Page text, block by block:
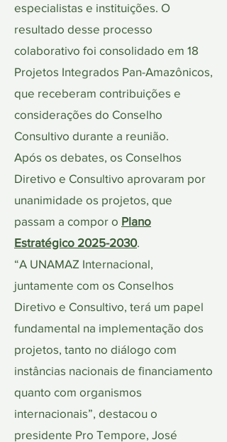
especialistas e instituições. O
resultado desse processo
colaborativo foi consolidado em 18
Projetos Integrados Pan-Amazônicos,
que receberam contribuições e
considerações do Conselho
Consultivo durante a reunião.
Após os debates, os Conselhos
Diretivo e Consultivo aprovaram por
unanimidade os projetos, que
passam a compor o Plano
Estratégico 2025-2030.
“A UNAMAZ Internacional,
juntamente com os Conselhos
Diretivo e Consultivo, terá um papel
fundamental na implementação dos
projetos, tanto no diálogo com
instâncias nacionais de financiamento
quanto com organismos
internacionais”, destacou o
presidente Pro Tempore, José